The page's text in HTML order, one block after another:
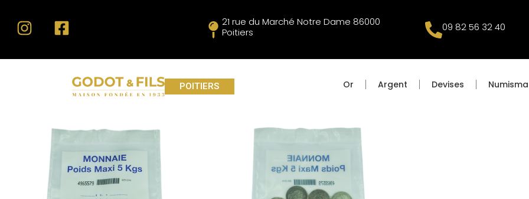
21 rue du Marché Notre Dame 86000
Poitiers
09 82 56 32 40
POITIERS Or Argent Devises